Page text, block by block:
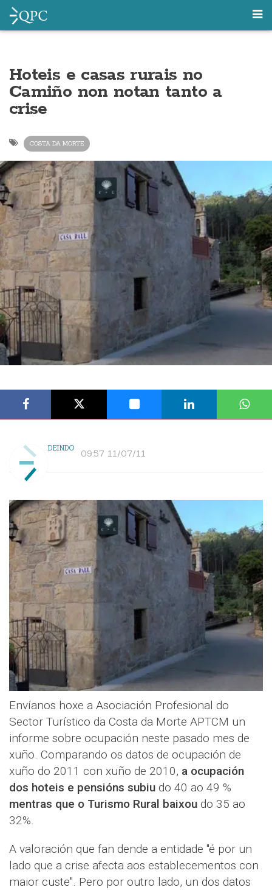
Hoteis e casas rurais no
Camiño non notan tanto a
crise
COSTA DA MORTE
DEINDO 09:57 11/07/11
Envíanos hoxe a Asociación Profesional do
Sector Turístico da Costa da Morte APTCM un
informe sobre ocupación neste pasado mes de
xuño. Comparando os datos de ocupación de
xuño do 2011 con xuño de 2010, a ocupación
dos hoteis e pensións subiu do 40 ao 49 %
mentras que o Turismo Rural baixou do 35 ao
32%.
A valoración que fan dende a entidade "é por un
lado que a crise afecta aos establecementos con
maior custe". Pero por outro lado, un dos datos